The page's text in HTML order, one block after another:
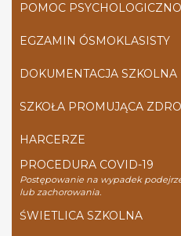
POMOC
EGZAMIN ÓSMOKLASISTY
DOKUMENTACJA SZKOLNA
SZKOŁA PROMUJĄCA
HARCERZE
PROCEDURA COVID-19
Postępowanie na wypadek
lub zachorowania.
ŚWIETLICA SZKOLNA